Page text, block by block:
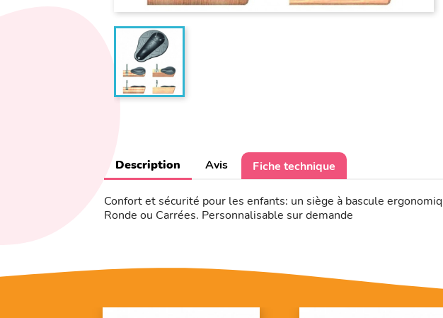
Description Avis Fiche technique
Confort et sécurité pour les enfants: un siège à bascule
Ronde ou Carrées. Personnalisable sur demande